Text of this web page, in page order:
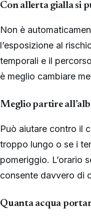
Con allerta gialla si
Non è
l’esposizione al
temporali e il
è meglio cambiare
Meglio partire
Può aiutare contro il
troppo lungo o se i
pomeriggio. L’orario
consente davvero di
Quanta acqua